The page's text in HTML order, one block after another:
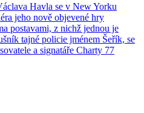
Havla se v New Yorku
jeho nově objevené hry
postavami, z nichž jednou je
tajné policie jménem Šeřík, se
a signatáře Charty 77